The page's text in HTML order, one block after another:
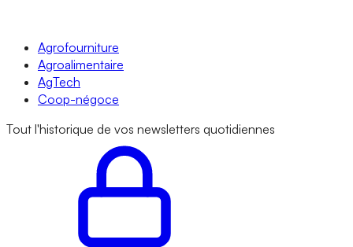
Agrofourniture
Agroalimentaire
AgTech
Coop-négoce
Tout l'historique de vos newsletters quotidiennes